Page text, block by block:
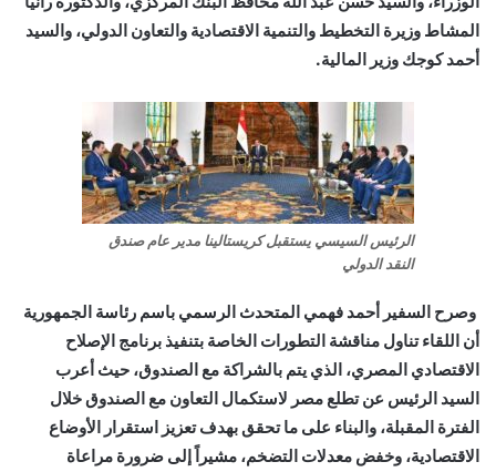
المشاط وزيرة التخطيط والتنمية الاقتصادية والتعاون الدولي، والسيد
أحمد كوجك وزير المالية.
الرئيس السيسي يستقبل كريستالينا مدير عام صندق
النقد الدولي
‎ وصرح السفير أحمد فهمي المتحدث الرسمي باسم رئاسة الجمهورية
أن اللقاء تناول مناقشة التطورات الخاصة بتنفيذ برنامج الإصلاح
الاقتصادي المصري، الذي يتم بالشراكة مع الصندوق، حيث أعرب
السيد الرئيس عن تطلع مصر لاستكمال التعاون مع الصندوق خلال
الفترة المقبلة، والبناء على ما تحقق بهدف تعزيز استقرار الأوضاع
الاقتصادية، وخفض معدلات التضخم، مشيراً إلى ضرورة مراعاة